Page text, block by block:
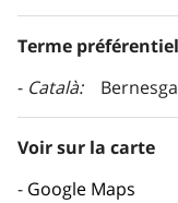
Terme
Català
Voir sur la carte
Google Maps